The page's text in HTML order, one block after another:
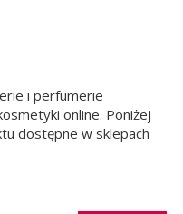
i perfumerie
online. Poniżej
dostępne w sklepach